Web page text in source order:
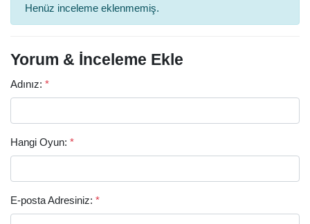
Henüz inceleme eklenmemiş.
Yorum & İnceleme Ekle
Adınız: *
Hangi Oyun: *
E-posta Adresiniz: *